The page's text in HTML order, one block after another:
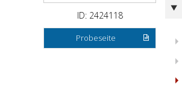
ID: 2424118
Probeseite